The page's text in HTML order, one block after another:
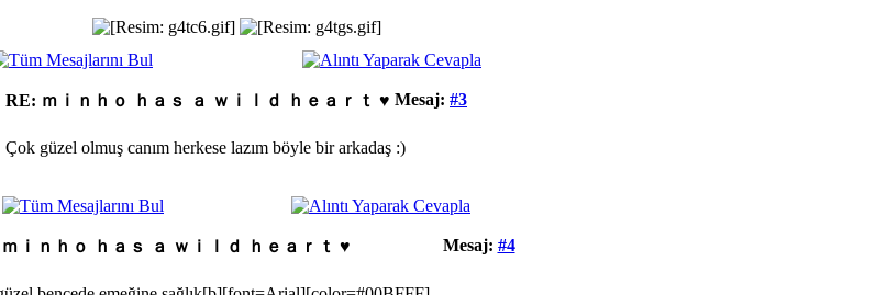
Mesaj: #3
RE: ｍｉｎｈｏ ｈａｓ ａ ｗｉｌｄ ｈｅａｒｔ ♥
Çok güzel olmuş canım herkese lazım böyle bir arkadaş :)
Mesaj: #4
ｉｎｈｏ ｈａｓ ａ ｗｉｌｄ ｈｅａｒｔ ♥